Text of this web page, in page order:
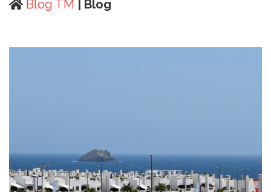
Blog TM | Blog